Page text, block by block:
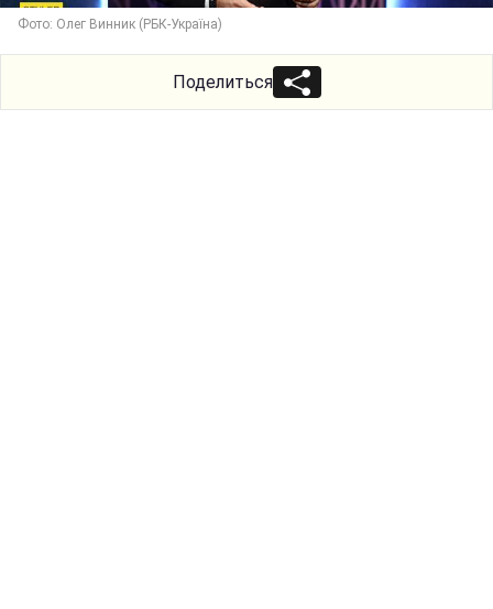
Фото: Олег Винник (РБК-Україна)
Поделиться